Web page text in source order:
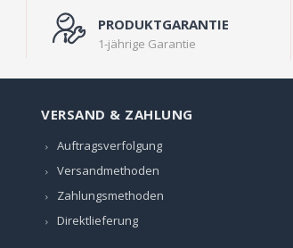
PRODUKTGARANTIE
1-jährige Garantie
VERSAND & ZAHLUNG
Auftragsverfolgung
Versandmethoden
Zahlungsmethoden
Direktlieferung